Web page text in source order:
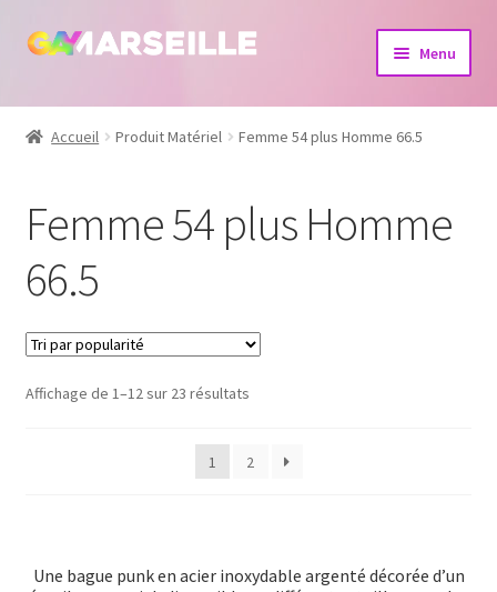
Aller
navigation
Aller
Menu
Boutique
Calendrier
Dvd
Livres
Accueil Produit Matériel Femme 54 plus Homme 66.5
Femme 54 plus Homme
66.5
Affichage de 1–12 sur 23 résultats
1 2
Une bague punk en acier inoxydable argenté décorée d’un